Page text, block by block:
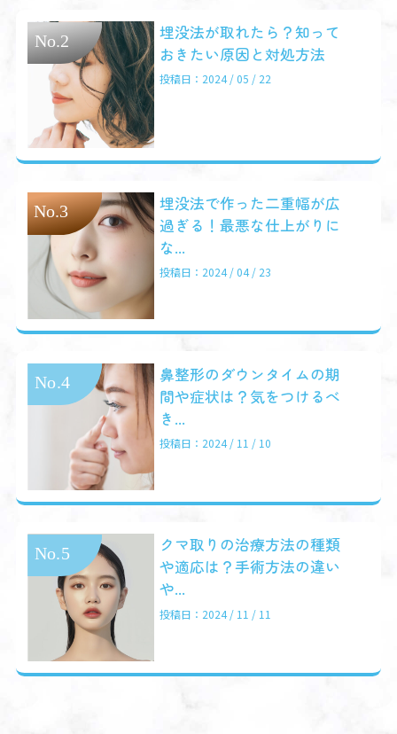
埋没法が取れたら？知って
おきたい原因と対処方法
投稿日：2024 / 05 / 22
埋没法で作った二重幅が広
過ぎる！最悪な仕上がりに
な...
投稿日：2024 / 04 / 23
鼻整形のダウンタイムの期
間や症状は？気をつけるべ
き...
投稿日：2024 / 11 / 10
クマ取りの治療方法の種類
や適応は？手術方法の違い
や...
投稿日：2024 / 11 / 11